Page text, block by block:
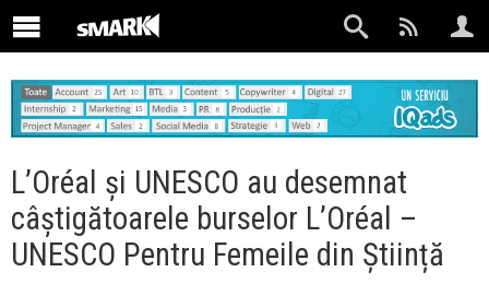
L’Oréal și UNESCO au desemnat
câștigătoarele burselor L’Oréal –
UNESCO Pentru Femeile din Știință